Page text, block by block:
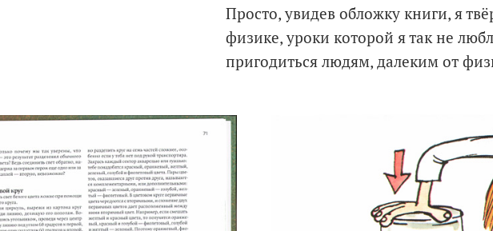
Просто, увидев обложку книги, я
физике, уроки которой я так не
пригодиться людям, далеким от